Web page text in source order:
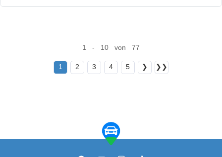
1 - 10 von 77
1 2 3 4 5 ❯ ❯❯